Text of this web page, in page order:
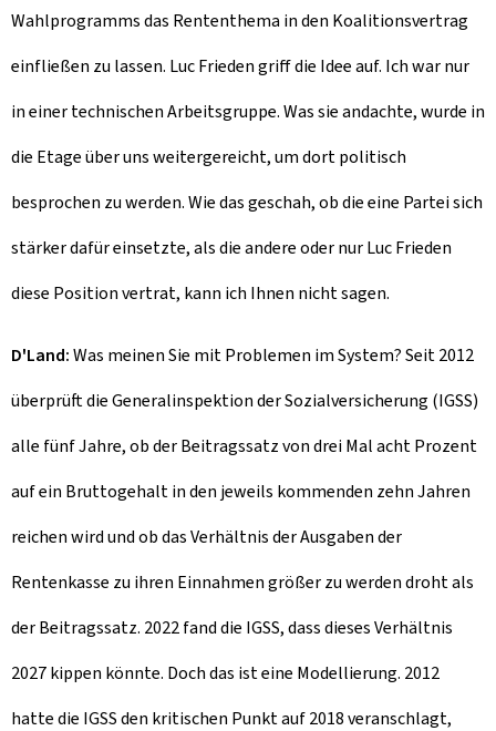
Wahlprogramms das Rententhema in den Koalitionsvertrag
einfließen zu lassen. Luc Frieden griff die Idee auf. Ich war nur
in einer technischen Arbeitsgruppe. Was sie andachte, wurde in
die Etage über uns weitergereicht, um dort politisch
besprochen zu werden. Wie das geschah, ob die eine Partei sich
stärker dafür einsetzte, als die andere oder nur Luc Frieden
diese Position vertrat, kann ich Ihnen nicht sagen.
D'Land:Was meinen Sie mit Problemen im System? Seit 2012
überprüft die Generalinspektion der Sozialversicherung (IGSS)
alle fünf Jahre, ob der Beitragssatz von drei Mal acht Prozent
auf ein Bruttogehalt in den jeweils kommenden zehn Jahren
reichen wird und ob das Verhältnis der Ausgaben der
Rentenkasse zu ihren Einnahmen größer zu werden droht als
der Beitragssatz. 2022 fand die IGSS, dass dieses Verhältnis
2027 kippen könnte. Doch das ist eine Modellierung. 2012
hatte die IGSS den kritischen Punkt auf 2018 veranschlagt,